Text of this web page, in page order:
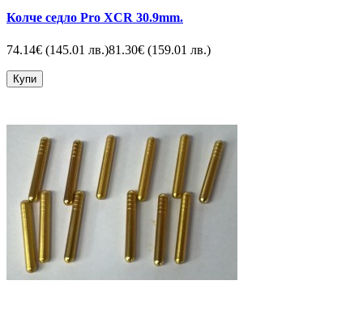
Колче седло Pro XCR 30.9mm.
74.14€ (145.01 лв.)81.30€ (159.01 лв.)
Купи